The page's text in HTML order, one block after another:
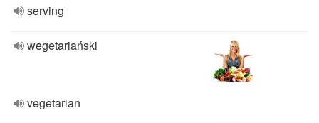
serving
wegetariański
vegetarian